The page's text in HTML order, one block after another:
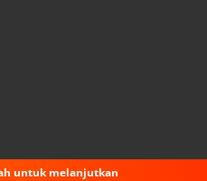
untuk melanjutkan